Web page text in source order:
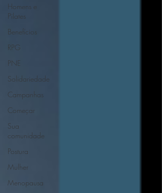
Homens e
Pilates
Benefícios
RPG
PNE
Solidariedade
Campanhas
Começar
Sua
comunidade
Postura
Mulher
Menopausa